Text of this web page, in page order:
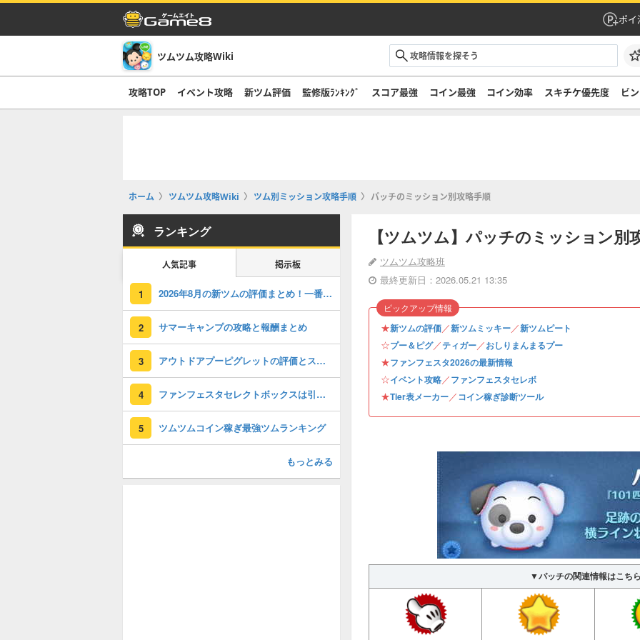
ポイ
ツムツム攻略Wiki
攻略TOP イベント攻略 新ツム評価 監修版ﾗﾝｷﾝｸﾞ スコア最強 コイン最強 コイン効率 スキチケ優先度 ビ
ホーム ツムツム攻略Wiki ツム別ミッション攻略手順 パッチのミッション別攻略手順
【ツムツム】パッチのミッション別
ツムツム攻略班
最終更新日：2026.05.21 13:35
★新ツムの評価／新ツムミッキー／新ツムピート
☆プー＆ピグ／ティガー／おしりまんまるプー
★ファンフェスタ2026の最新情報
☆イベント攻略／ファンフェスタセレボ
★Tier表メーカー／コイン稼ぎ診断ツール
ピックアップ情報
▼パッチの関連情報はこち
ランキング
人気記事 掲示板
1 2026年8月の新ツムの評価まとめ！一番強いツムは？
2 サマーキャンプの攻略と報酬まとめ
3 アウトドアプーピグレットの評価とスキルの使い方
4 ファンフェスタセレクトボックスは引くべき？｜8月(第274弾)
5 ツムツムコイン稼ぎ最強ツムランキング
もっとみる